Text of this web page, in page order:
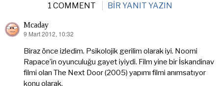
1 COMMENT BIR YANIT YAZIN
Mcaday
dedi
9 Mart 2012, 10:32
Biraz önce izledim. Psikolojik gerilim olarak iyi. Noomi
Rapace’in oyunculuğu gayet iyiydi. Film yine bir İskandinav
filmi olan The Next Door (2005) yapımı filmi anımsatıyor
konu olarak.